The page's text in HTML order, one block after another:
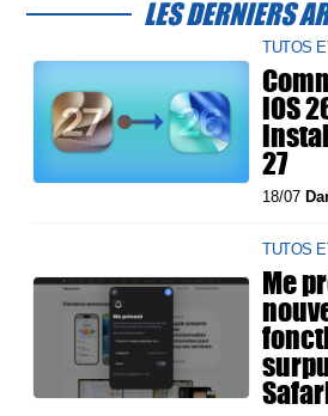
LES DERNIERS
TUTOS
iOS
27
18/07
TUTOS
Me